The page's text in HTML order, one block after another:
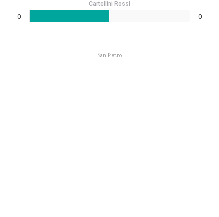
Cartellini Rossi
0 0
San Pietro